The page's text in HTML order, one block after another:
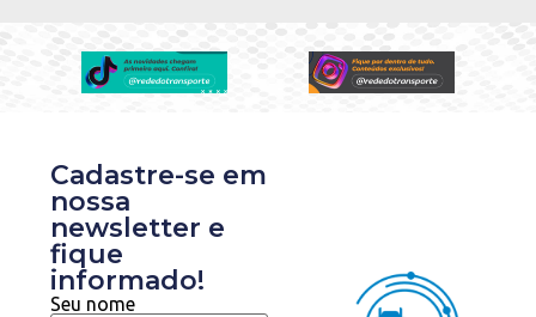
Cadastre-se em
nossa
newsletter e
fique
informado!
Seu nome